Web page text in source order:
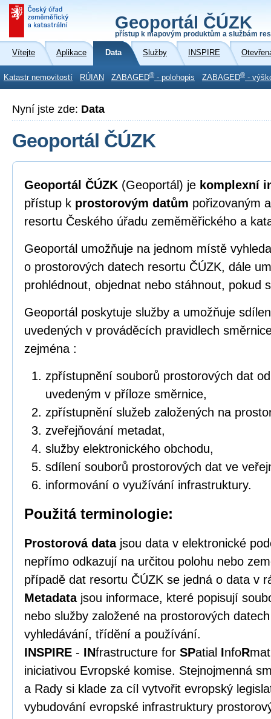
Geoportál ČÚZK
přístup k mapovým produktům a službám
Vítejte Aplikace Data Služby INSPIRE
Katastr nemovitostí RÚIAN ZABAGED® - polohopis ZABAGED® -
Nyní jste zde: Data
Geoportál ČÚZK
Geoportál ČÚZK (Geoportál) je komplexní
přístup k prostorovým datům pořizovaným
resortu Českého úřadu zeměměřického a
Geoportál umožňuje na jednom místě
o prostorových datech resortu ČÚZK, dále
prohlédnout, objednat nebo stáhnout, pokud
Geoportál poskytuje služby a umožňuje
uvedených v prováděcích pravidlech
zejména :
zpřístupnění souborů prostorových dat
uvedeným v příloze směrnice,
zpřístupnění služeb založených na
zveřejňování metadat,
služby elektronického obchodu,
sdílení souborů prostorových dat ve
informování o využívání infrastruktury.
Použitá terminologie:
Prostorová data jsou data v elektronické
nepřímo odkazují na určitou polohu nebo
případě dat resortu ČÚZK se jedná o data v
Metadatajsou informace, které popisují
nebo služby založené na prostorových
vyhledávání, třídění a používání.
INSPIRE - INfrastructure for SPatial InfoR
iniciativou Evropské komise. Stejnojmenná
a Rady si klade za cíl vytvořit evropský
vybudování evropské infrastruktury